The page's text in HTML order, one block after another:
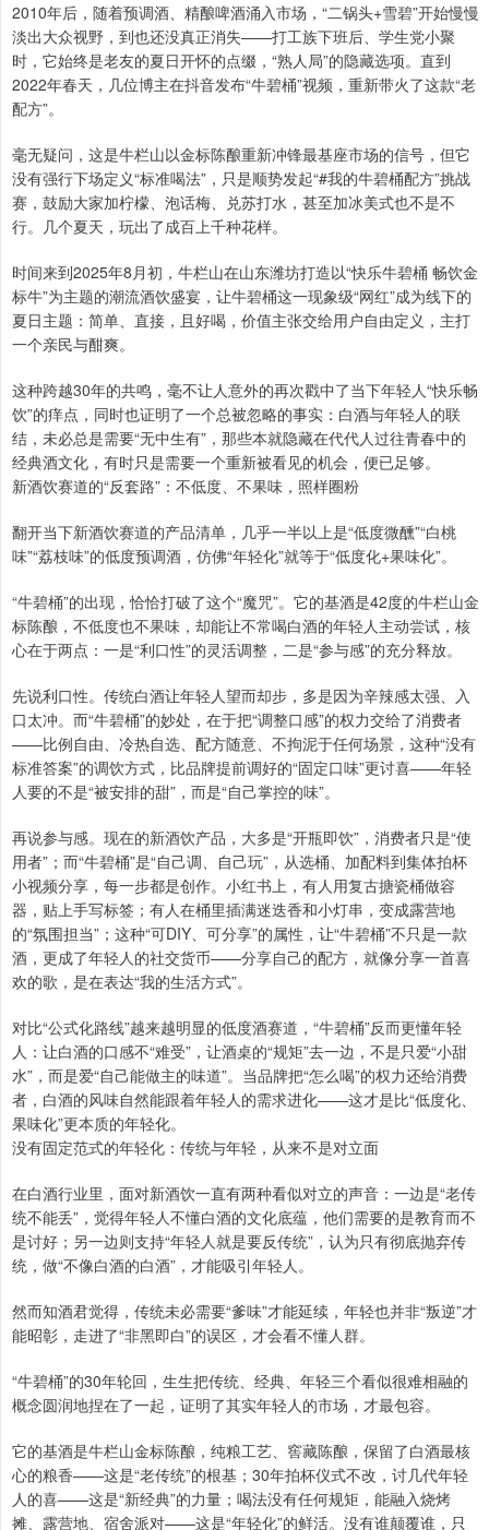
2010年后，随着预调酒、精酿啤酒涌入市场，“二锅头+雪碧”开始慢慢
淡出大众视野，到也还没真正消失——打工族下班后、学生党小聚
时，它始终是老友的夏日开怀的点缀，“熟人局”的隐藏选项。直到
2022年春天，几位博主在抖音发布“牛碧桶”视频，重新带火了这款“老
配方”。
毫无疑问，这是牛栏山以金标陈酿重新冲锋最基座市场的信号，但它
没有强行下场定义“标准喝法”，只是顺势发起“#我的牛碧桶配方”挑战
赛，鼓励大家加柠檬、泡话梅、兑苏打水，甚至加冰美式也不是不
行。几个夏天，玩出了成百上千种花样。
时间来到2025年8月初，牛栏山在山东潍坊打造以“快乐牛碧桶 畅饮金
标牛”为主题的潮流酒饮盛宴，让牛碧桶这一现象级“网红”成为线下的
夏日主题：简单、直接，且好喝，价值主张交给用户自由定义，主打
一个亲民与酣爽。
这种跨越30年的共鸣，毫不让人意外的再次戳中了当下年轻人“快乐畅
饮”的痒点，同时也证明了一个总被忽略的事实：白酒与年轻人的联
结，未必总是需要“无中生有”，那些本就隐藏在代代人过往青春中的
经典酒文化，有时只是需要一个重新被看见的机会，便已足够。
新酒饮赛道的“反套路”：不低度、不果味，照样圈粉
翻开当下新酒饮赛道的产品清单，几乎一半以上是“低度微醺”“白桃
味”“荔枝味”的低度预调酒，仿佛“年轻化”就等于“低度化+果味化”。
“牛碧桶”的出现，恰恰打破了这个“魔咒”。它的基酒是42度的牛栏山金
标陈酿，不低度也不果味，却能让不常喝白酒的年轻人主动尝试，核
心在于两点：一是“利口性”的灵活调整，二是“参与感”的充分释放。
先说利口性。传统白酒让年轻人望而却步，多是因为辛辣感太强、入
口太冲。而“牛碧桶”的妙处，在于把“调整口感”的权力交给了消费者
——比例自由、冷热自选、配方随意、不拘泥于任何场景，这种“没有
标准答案”的调饮方式，比品牌提前调好的“固定口味”更讨喜——年轻
人要的不是“被安排的甜”，而是“自己掌控的味”。
再说参与感。现在的新酒饮产品，大多是“开瓶即饮”，消费者只是“使
用者”；而“牛碧桶”是“自己调、自己玩”，从选桶、加配料到集体拍杯
小视频分享，每一步都是创作。小红书上，有人用复古搪瓷桶做容
器，贴上手写标签；有人在桶里插满迷迭香和小灯串，变成露营地
的“氛围担当”；这种“可DIY、可分享”的属性，让“牛碧桶”不只是一款
酒，更成了年轻人的社交货币——分享自己的配方，就像分享一首喜
欢的歌，是在表达“我的生活方式”。
对比“公式化路线”越来越明显的低度酒赛道，“牛碧桶”反而更懂年轻
人：让白酒的口感不“难受”，让酒桌的“规矩”去一边，不是只爱“小甜
水”，而是爱“自己能做主的味道”。当品牌把“怎么喝”的权力还给消费
者，白酒的风味自然能跟着年轻人的需求进化——这才是比“低度化、
果味化”更本质的年轻化。
没有固定范式的年轻化：传统与年轻，从来不是对立面
在白酒行业里，面对新酒饮一直有两种看似对立的声音：一边是“老传
统不能丢”，觉得年轻人不懂白酒的文化底蕴，他们需要的是教育而不
是讨好；另一边则支持“年轻人就是要反传统”，认为只有彻底抛弃传
统，做“不像白酒的白酒”，才能吸引年轻人。
然而知酒君觉得，传统未必需要“爹味”才能延续，年轻也并非“叛逆”才
能昭彰，走进了“非黑即白”的误区，才会看不懂人群。
“牛碧桶”的30年轮回，生生把传统、经典、年轻三个看似很难相融的
概念圆润地捏在了一起，证明了其实年轻人的市场，才最包容。
它的基酒是牛栏山金标陈酿，纯粮工艺、窖藏陈酿，保留了白酒最核
心的粮香——这是“老传统”的根基；30年拍杯仪式不改，讨几代年轻
人的喜——这是“新经典”的力量；喝法没有任何规矩，能融入烧烤
摊、露营地、宿舍派对——这是“年轻化”的鲜活。没有谁颠覆谁，只